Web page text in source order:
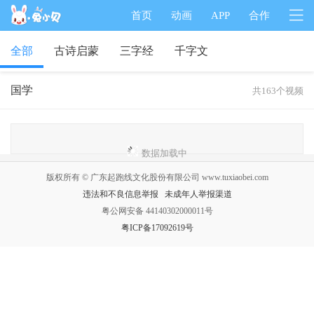
首页 动画 APP 合作
全部 古诗启蒙 三字经 千字文
国学 共163个视频
数据加载中
版权所有 © 广东起跑线文化股份有限公司 www.tuxiaobei.com
违法和不良信息举报
未成年人举报渠道
粤公网安备 44140302000011号
粤ICP备17092619号